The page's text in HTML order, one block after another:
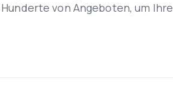
von Angeboten, um Ihre